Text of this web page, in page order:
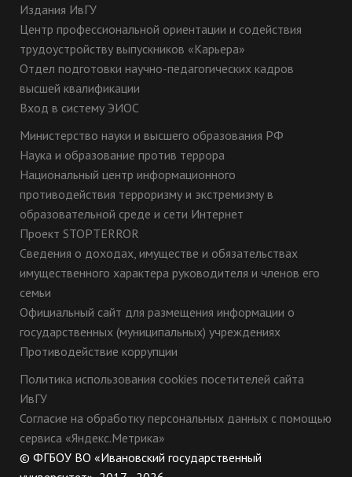
Издания ИвГУ
Центр профессиональной ориентации и содействия
трудоустройству выпускников «Карьера»
Отдел подготовки научно-педагогических кадров
высшей квалификации
Вход в систему ЭИОС
Министерство науки и высшего образования РФ
Наука и образование против террора
Национальный центр информационного
противодействия терроризму и экстремизму в
образовательной среде и сети Интернет
Проект STOPTERROR
Сведения о доходах, имуществе и обязательствах
имущественного характера руководителя и членов его
семьи
Официальный сайт для размещения информации о
государственных (муниципальных) учреждениях
Противодействие коррупции
Политика использования cookies посетителей сайта
ИвГУ
Согласие на обработку персональных данных с помощью
сервиса «Яндекс.Метрика»
© ФГБОУ ВО «Ивановский государственный